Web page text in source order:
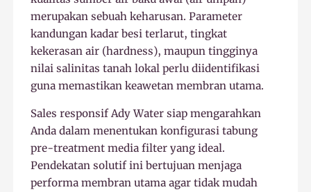
merupakan sebuah keharusan. Parameter
kandungan kadar besi terlarut, tingkat
kekerasan air (hardness), maupun tingginya
nilai salinitas tanah lokal perlu diidentifikasi
guna memastikan keawetan membran utama.
Sales responsif Ady Water siap mengarahkan
Anda dalam menentukan konfigurasi tabung
pre-treatment media filter yang ideal.
Pendekatan solutif ini bertujuan menjaga
performa membran utama agar tidak mudah